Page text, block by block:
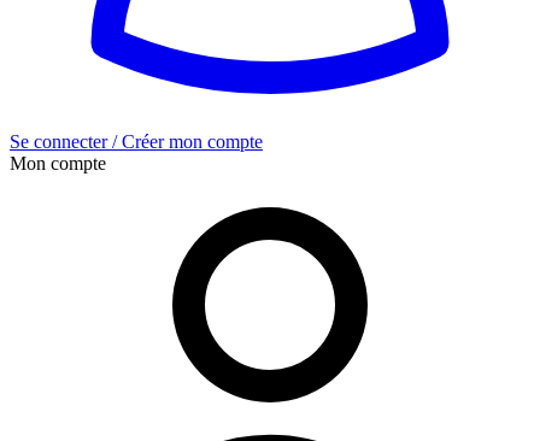
Se connecter / Créer mon compte
Mon compte